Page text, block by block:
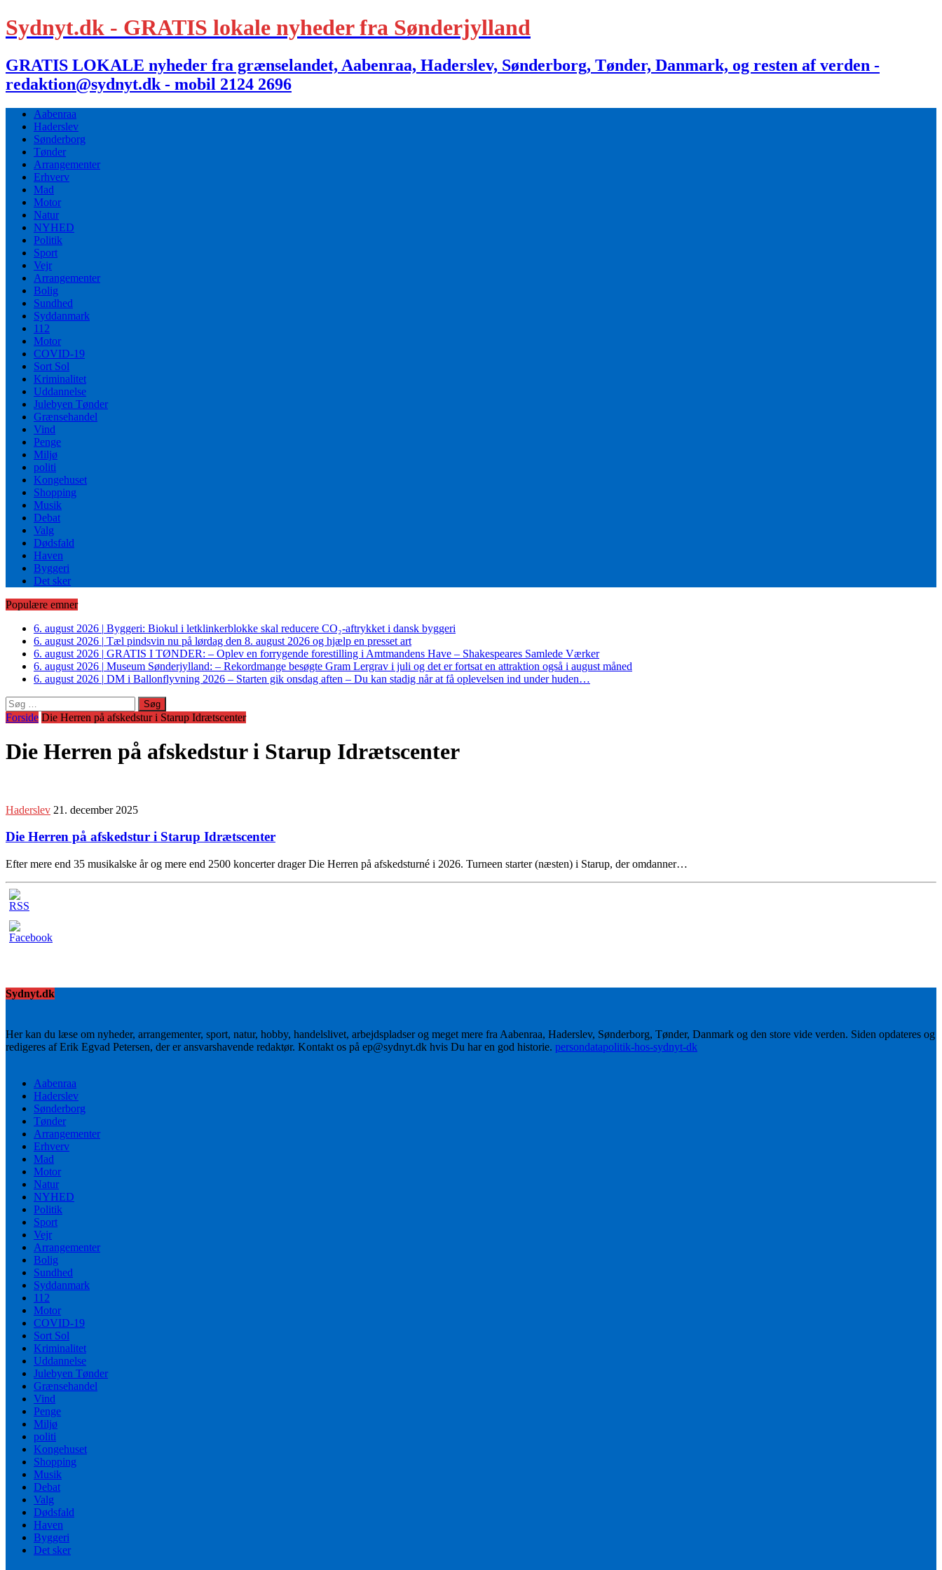
Sydnyt.dk - GRATIS lokale nyheder fra Sønderjylland
GRATIS LOKALE nyheder fra grænselandet, Aabenraa, Haderslev, Sønderborg, Tønder, Danmark, og resten af verden -
redaktion@sydnyt.dk - mobil 2124 2696
Aabenraa
Haderslev
Sønderborg
Tønder
Arrangementer
Erhverv
Mad
Motor
Natur
NYHED
Politik
Sport
Vejr
Arrangementer
Bolig
Sundhed
Syddanmark
112
Motor
COVID-19
Sort Sol
Kriminalitet
Uddannelse
Julebyen Tønder
Grænsehandel
Vind
Penge
Miljø
politi
Kongehuset
Shopping
Musik
Debat
Valg
Dødsfald
Haven
Byggeri
Det sker
Populære emner
6. august 2026 | Byggeri: Biokul i letklinkerblokke skal reducere CO₂-aftrykket i dansk byggeri
6. august 2026 | Tæl pindsvin nu på lørdag den 8. august 2026 og hjælp en presset art
6. august 2026 | GRATIS I TØNDER: – Oplev en forrygende forestilling i Amtmandens Have – Shakespeares Samlede Værker
6. august 2026 | Museum Sønderjylland: – Rekordmange besøgte Gram Lergrav i juli og det er fortsat en attraktion også i august måned
6. august 2026 | DM i Ballonflyvning 2026 – Starten gik onsdag aften – Du kan stadig når at få oplevelsen ind under huden…
Søg
efter:
Forside Die Herren på afskedstur i Starup Idrætscenter
Die Herren på afskedstur i Starup Idrætscenter
Haderslev 21. december 2025
Die Herren på afskedstur i Starup Idrætscenter
Efter mere end 35 musikalske år og mere end 2500 koncerter drager Die Herren på afskedsturné i 2026. Turneen starter (næsten) i Starup, der omdanner…
Sydnyt.dk
Her kan du læse om nyheder, arrangementer, sport, natur, hobby, handelslivet, arbejdspladser og meget mere fra Aabenraa, Haderslev, Sønderborg, Tønder, Danmark og den store vide verden. Siden opdateres og
redigeres af Erik Egvad Petersen, der er ansvarshavende redaktør. Kontakt os på ep@sydnyt.dk hvis Du har en god historie. persondatapolitik-hos-sydnyt-dk
Aabenraa
Haderslev
Sønderborg
Tønder
Arrangementer
Erhverv
Mad
Motor
Natur
NYHED
Politik
Sport
Vejr
Arrangementer
Bolig
Sundhed
Syddanmark
112
Motor
COVID-19
Sort Sol
Kriminalitet
Uddannelse
Julebyen Tønder
Grænsehandel
Vind
Penge
Miljø
politi
Kongehuset
Shopping
Musik
Debat
Valg
Dødsfald
Haven
Byggeri
Det sker